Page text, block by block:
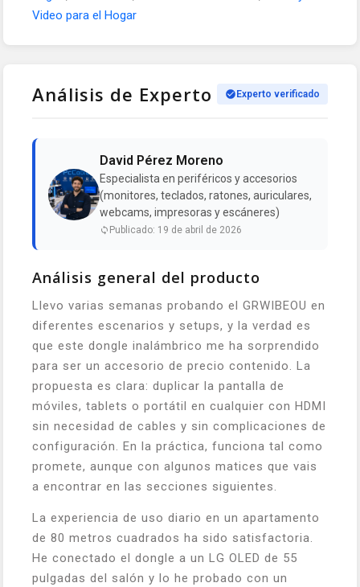
Video para el Hogar
Análisis de Experto Experto verificado
David Pérez Moreno
Especialista en periféricos y accesorios
(monitores, teclados, ratones, auriculares,
webcams, impresoras y escáneres)
Publicado: 19 de abril de 2026
Análisis general del producto
Llevo varias semanas probando el GRWIBEOU en
diferentes escenarios y setups, y la verdad es
que este dongle inalámbrico me ha sorprendido
para ser un accesorio de precio contenido. La
propuesta es clara: duplicar la pantalla de
móviles, tablets o portátil en cualquier con HDMI
sin necesidad de cables y sin complicaciones de
configuración. En la práctica, funciona tal como
promete, aunque con algunos matices que vais
a encontrar en las secciones siguientes.
La experiencia de uso diario en un apartamento
de 80 metros cuadrados ha sido satisfactoria.
He conectado el dongle a un LG OLED de 55
pulgadas del salón y lo he probado con un